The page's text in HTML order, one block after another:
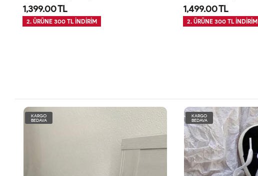
1,399.00 TL
2. ÜRÜNE 300 TL İNDİRİM
1,499.00 TL
2. ÜRÜNE 300 TL İNDİRİM
KARGO
BEDAVA
KARGO
BEDAVA